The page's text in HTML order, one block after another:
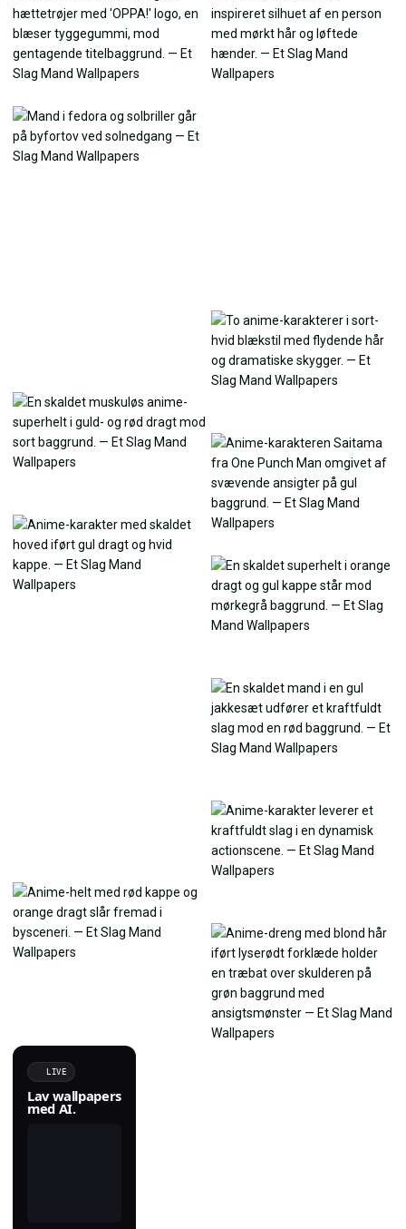
LIVE
Lav wallpapers
med AI.